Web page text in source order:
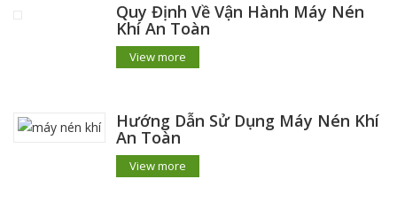
Quy Định Về Vận Hành Máy Nén
Khí An Toàn
View more
Hướng Dẫn Sử Dụng Máy Nén Khí
An Toàn
View more